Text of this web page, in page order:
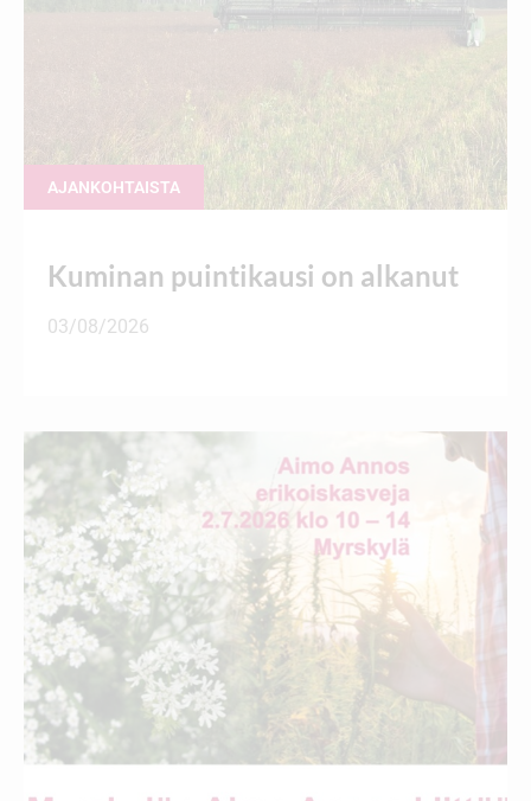
AJANKOHTAISTA
Kuminan puintikausi on alkanut
03/08/2026